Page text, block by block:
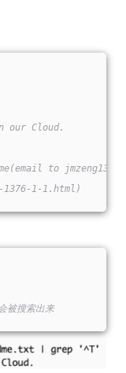
our Cloud.
to
1-1.html)
被搜索出来